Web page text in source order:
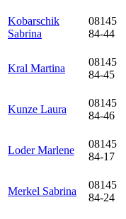
Kobarschik
Sabrina
08145
84-44
Kral Martina
08145
84-45
Kunze Laura
08145
84-46
Loder Marlene
08145
84-17
Merkel Sabrina
08145
84-24